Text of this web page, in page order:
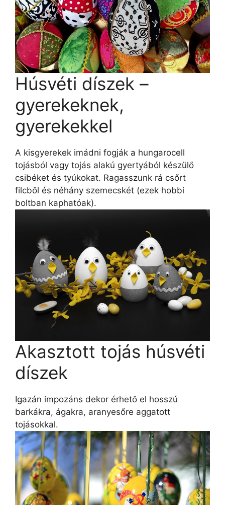
Húsvéti díszek –
gyerekeknek,
gyerekekkel
A kisgyerekek imádni fogják a hungarocell
tojásból vagy tojás alakú gyertyából készülő
csibéket és tyúkokat. Ragasszunk rá csőrt
filcből és néhány szemecskét (ezek hobbi
boltban kaphatóak).
Akasztott tojás húsvéti
díszek
Igazán impozáns dekor érhető el hosszú
barkákra, ágakra, aranyesőre aggatott
tojásokkal.